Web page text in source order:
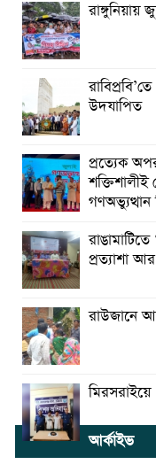
রাঙ্গুনিয়ায়
উদযাপিত
প্রত্যেক
শক্তিশালীই
গণঅভ্যুত্থান
প্রত্যাশা
রাউজানে
মিরসরাইয়ে
আর্কাইভ